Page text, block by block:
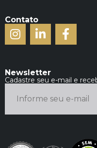
Contato
Newsletter
Cadastre seu e-mail e